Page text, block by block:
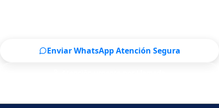
Enviar WhatsApp Atención Segura